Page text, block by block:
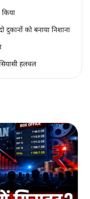
दुकानों को बनाया निशाना
हलचल